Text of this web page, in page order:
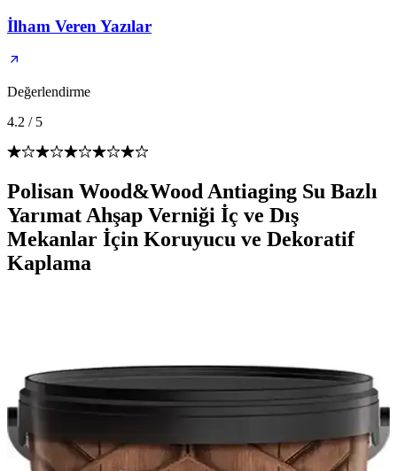
İlham Veren Yazılar
Değerlendirme
4.2 / 5
Polisan Wood&Wood Antiaging Su Bazlı
Yarımat Ahşap Verniği İç ve Dış
Mekanlar İçin Koruyucu ve Dekoratif
Kaplama